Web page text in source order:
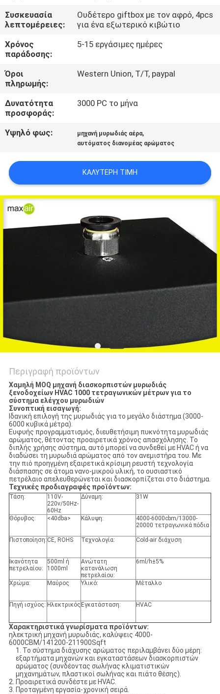
ΜΕ
ΖΗΤΉΣΤΕ
ΑΠΌΣΠΑΣΜΑ
SHOPPING
ONLINE
SITEMAP
PRIVACY
POLICY
Συσκευασία
λεπτομέρειες:
Ουδέτερο giftbox με τον αφρό, 4pcs
για ένα εξωτερικό κιβώτιο
Χρόνος
παράδοσης:
5-15 εργάσιμες ημέρες
Όροι
πληρωμής:
Western Union, T/T, paypal
Δυνατότητα
προσφοράς:
3000 PC το μήνα
Υψηλό φως: μηχανή μυρωδιάς αέρα,
αυτόματος διανομέας αρώματος
ΚΑΛΎΤΕΡΗ ΤΙΜΉ
Περιγραφή προϊόντων
Χαμηλή MOQ μηχανή διασκορπιστών μυρωδιάς
ξενοδοχείων HVAC 1000 τετραγωνικών μέτρων για το
σύστημα ελέγχου μυρωδιών
Συνοπτική εισαγωγή:
Ιδανική επιλογή της μυρωδιάς για το μεγάλο διάστημα (3000-
6000 κυβικά μέτρα).
Ευφυής προγραμματισμός, διευθετήσιμη πυκνότητα μυρωδιάς
αρώματος, θέτοντας προαιρετικά χρόνος απασχόλησης. Το
διπλής χρήσης σύστημα, αυτό μπορεί να συνδεθεί με HVAC ή να
διαδώσει τη μυρωδιά αρώματος από τον ανεμιστήρα του. Με
την πιό προηγμένη εξαιρετικά κρίσιμη ρευστή τεχνολογία
διάσπασης σε άτομα νανο-μικρού υλική, το ουσιαστικό
πετρέλαιο απελευθερώνεται και διασκορπίζεται στο διάστημα.
Τεχνικές προδιαγραφές προϊόντων:
Τάση:
110V-
220v/50Hz-
60Hz
Δύναμη: 31W
Θόρυβος: <40dba> Κάλυψη:
4000-6000cbm/13000-
20000 τετραγωνικά πόδια
Πιστοποίηση: CE, ROHS Τεχνολογία: Cold-air διάχυση
Ικανότητα
πετρελαίου:
500ml ή
1000ml
Ανώτατη
κατανάλωση
πετρελαίου:
6ml/h±5%
Χρώμα: Μαύρος Υλικό: Μέταλλο
Πηγή ισχύος: Ηλεκτρικός Εγκατάσταση: HVAC
Χαρακτηριστικά γνωρίσματα προϊόντων:
ηλεκτρική μηχανή μυρωδιάς, καλύψεις 4000-
6000CBM/141200-211900Sqft
1. Το σύστημα διάχυσης αρώματος περιλαμβάνει δύο μέρη:
εξαρτήματα μηχανών και εγκαταστάσεων διασκορπιστών
αρώματος (συνδέοντας σωλήνας κλιματιστικών
μηχανημάτων, πλαστικοί σωλήνας και πιάτο θέσης).
2. Προαιρετικά συνδέστε με HVAC.
3. Προταγμένη εργασία-χρονική σειρά.